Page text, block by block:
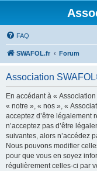
FAQ
SWAFOL.fr Forum
Association
En accédant à «
« notre », « nos », «
acceptez d’être légalement
n’acceptez pas d’être
suivantes, alors n’accédez
Nous pouvons modifier
pour que vous en soyez
régulièrement celles-ci par